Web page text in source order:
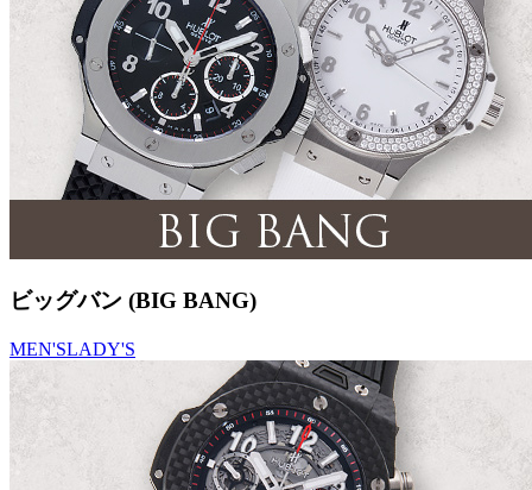
ビッグバン (BIG BANG)
MEN'SLADY'S